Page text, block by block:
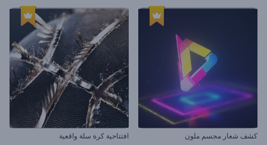
كشف شعار مجسم ملون افتتاحية كرة سلة واقعية